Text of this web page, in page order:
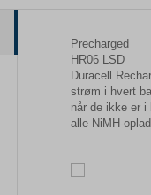
Precharged
HR06 LSD
Duracell
strøm i hvert
når de ikke er i
alle NiMH-